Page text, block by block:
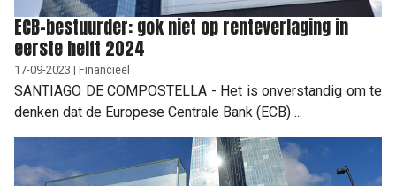
ECB-bestuurder: gok niet op renteverlaging in
eerste helft 2024
17-09-2023 | Financieel
SANTIAGO DE COMPOSTELLA - Het is onverstandig om te
denken dat de Europese Centrale Bank (ECB) ...